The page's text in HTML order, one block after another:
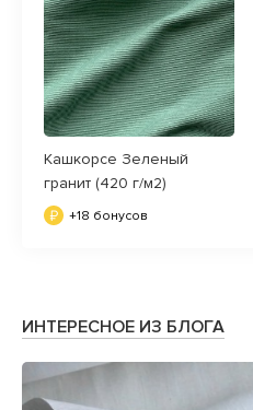
Кашкорсе Зеленый
гранит (420 г/м2)
+18 бонусов
ИНТЕРЕСНОЕ ИЗ БЛОГА